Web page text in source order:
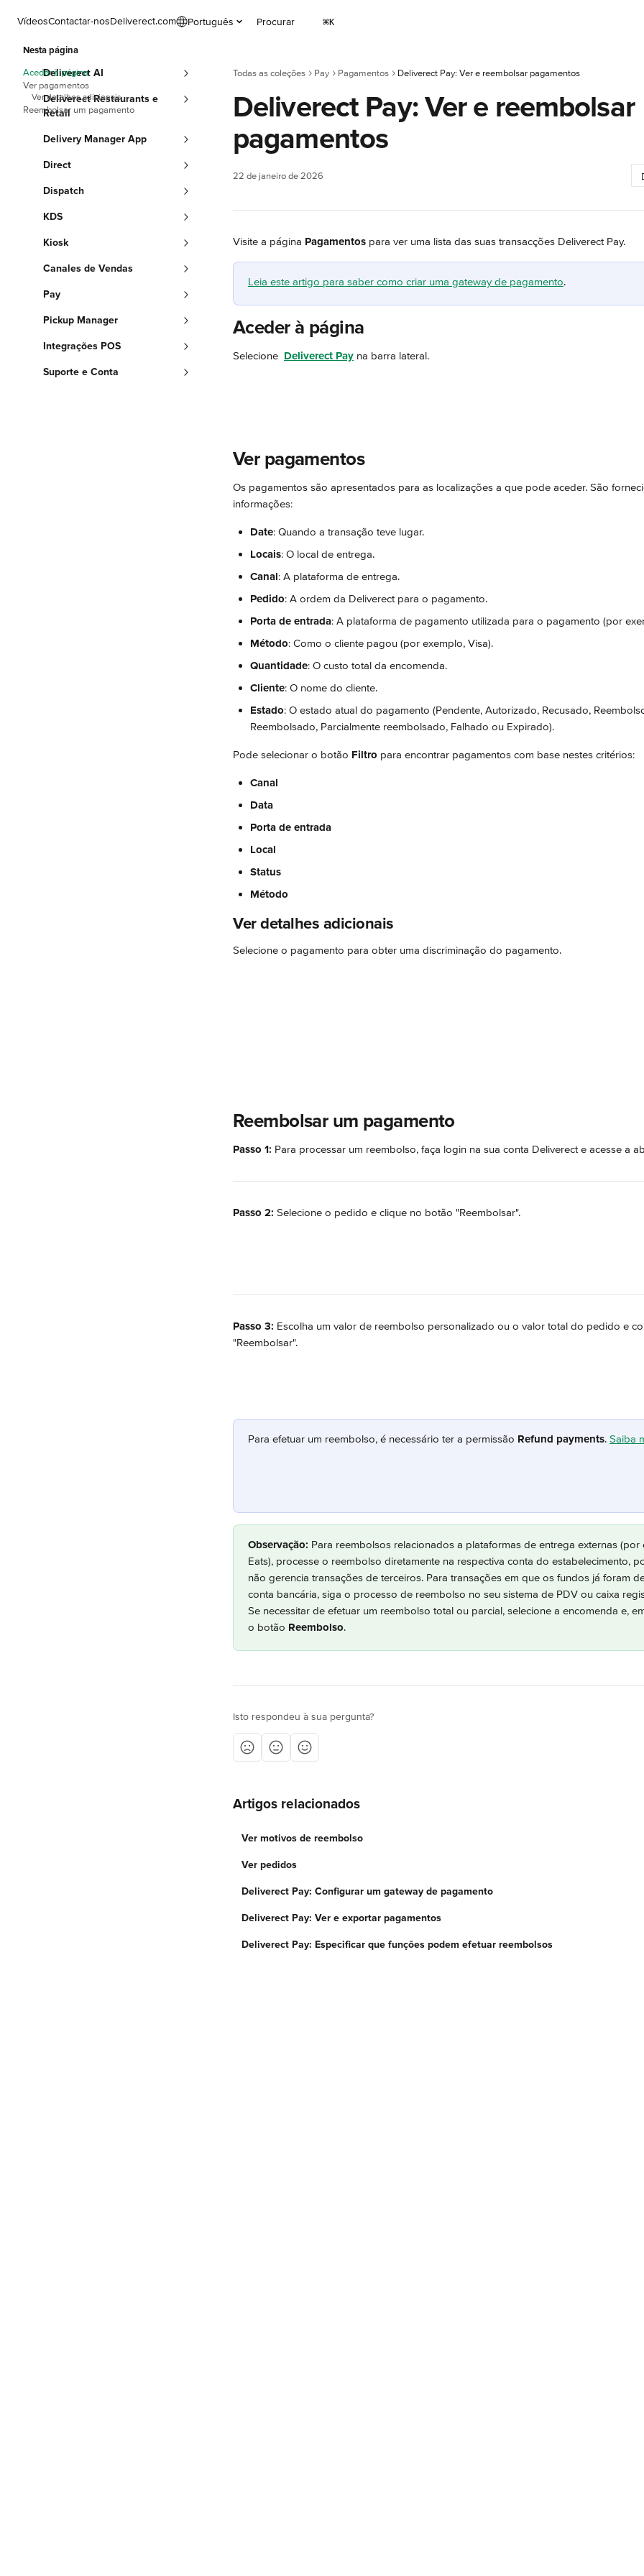
VídeosContactar-nosDeliverect.com Português Procurar ⌘K
Deliverect AI
Deliverect Restaurants e
Retail
Delivery Manager App
Direct
Dispatch
KDS
Kiosk
Canales de Vendas
Pay
Pickup Manager
Integrações POS
Suporte e Conta
Todas as coleções Pay Pagamentos Deliverect Pay: Ver e reembolsar pagamentos
Deliverect Pay: Ver e reembolsar
pagamentos
22 de janeiro de 2026
Visite a página Pagamentos para ver uma lista das suas transacções Deliverect Pay.
Leia este artigo para saber como criar uma gateway de pagamento.
Aceder à página
Selecione Deliverect Pay na barra lateral.
Ver pagamentos
Os pagamentos são apresentados para as localizações a que pode aceder. São
informações:
Date: Quando a transação teve lugar.
Locais: O local de entrega.
Canal: A plataforma de entrega.
Pedido: A ordem da Deliverect para o pagamento.
Porta de entrada: A plataforma de pagamento utilizada para o pagamento (por
Método: Como o cliente pagou (por exemplo, Visa).
Quantidade: O custo total da encomenda.
Cliente: O nome do cliente.
Estado: O estado atual do pagamento (Pendente, Autorizado, Recusado,
Reembolsado, Parcialmente reembolsado, Falhado ou Expirado).
Pode selecionar o botão Filtro para encontrar pagamentos com base nestes critérios:
Canal
Data
Porta de entrada
Local
Status
Método
Ver detalhes adicionais
Selecione o pagamento para obter uma discriminação do pagamento.
Reembolsar um pagamento
Passo 1: Para processar um reembolso, faça login na sua conta Deliverect e acesse a
Passo 2: Selecione o pedido e clique no botão "Reembolsar".
Passo 3: Escolha um valor de reembolso personalizado ou o valor total do pedido e
"Reembolsar".
Para efetuar um reembolso, é necessário ter a permissão Refund payments. Saiba
Observação: Para reembolsos relacionados a plataformas de entrega externas (por
Eats), processe o reembolso diretamente na respectiva conta do estabelecimento,
não gerencia transações de terceiros. Para transações em que os fundos já foram
conta bancária, siga o processo de reembolso no seu sistema de PDV ou caixa
Se necessitar de efetuar um reembolso total ou parcial, selecione a encomenda e,
o botão Reembolso.
Isto respondeu à sua pergunta?
Artigos relacionados
Ver motivos de reembolso
Ver pedidos
Deliverect Pay: Configurar um gateway de pagamento
Deliverect Pay: Ver e exportar pagamentos
Deliverect Pay: Especificar que funções podem efetuar reembolsos
Nesta página
Aceder à página
Ver pagamentos
Ver detalhes adicionais
Reembolsar um pagamento